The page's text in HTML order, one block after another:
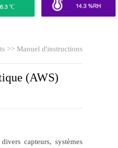
>> Manuel d'instructions
(AWS)
capteurs, systèmes